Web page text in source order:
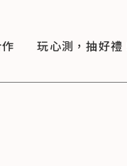
玩心測，抽好禮